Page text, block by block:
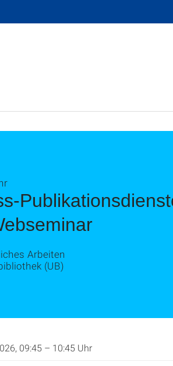
Arbeiten
(UB)
09:45 – 10:45 Uhr